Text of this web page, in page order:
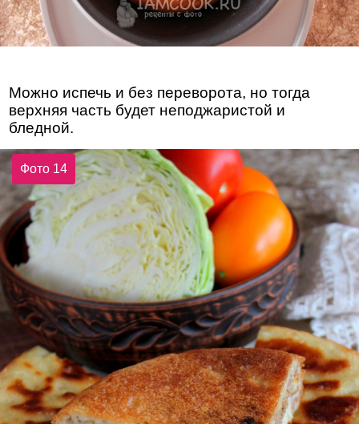
Можно испечь и без переворота, но тогда
верхняя часть будет неподжаристой и
бледной.
Фото 14